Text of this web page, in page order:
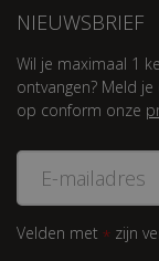
NIEUWSBRIEF
Wil je maximaal 1
ontvangen? Meld
op conform onze
Velden met * zijn